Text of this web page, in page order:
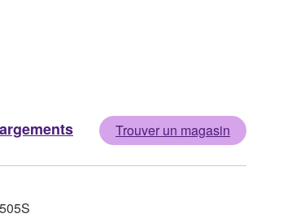
Trouver un magasin